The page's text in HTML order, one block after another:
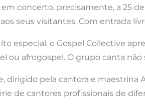
em concerto, precisamente, a 25
seus visitantes. Com entrada
especial, o Gospel Collective
ou afrogospel. O grupo canta
dirigido pela cantora e maestrina
de cantores profissionais de